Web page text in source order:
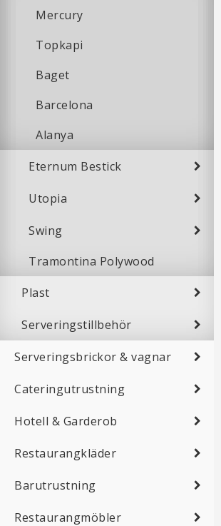
Mercury
Topkapi
Baget
Barcelona
Alanya
Eternum Bestick
Utopia
Swing
Tramontina Polywood
Plast
Serveringstillbehör
Serveringsbrickor & vagnar
Cateringutrustning
Hotell & Garderob
Restaurangkläder
Barutrustning
Restaurangmöbler